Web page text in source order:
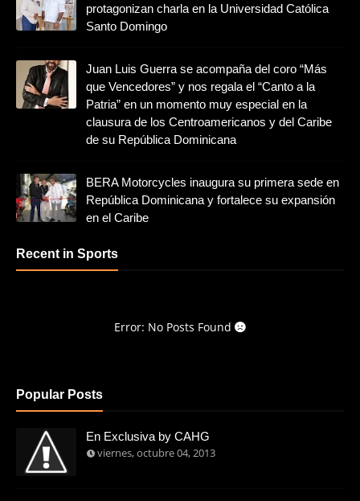
protagonizan charla en la Universidad Católica
Santo Domingo
Juan Luis Guerra se acompaña del coro “Más
que Vencedores” y nos regala el “Canto a la
Patria” en un momento muy especial en la
clausura de los Centroamericanos y del Caribe
de su República Dominicana
BERA Motorcycles inaugura su primera sede en
República Dominicana y fortalece su expansión
en el Caribe
Recent in Sports
Error: No Posts Found
Popular Posts
En Exclusiva by CAHG
viernes, octubre 04, 2013